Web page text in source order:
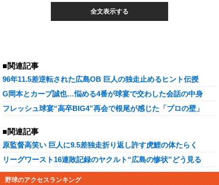
全文表示する
■関連記事
96年11.5差逆転された広島OB 巨人の独走止めるヒント伝授
G岡本とカープ誠也…悩める4番が球宴で交わした会話の中身
フレッシュ球宴“高卒BIG4”再会で根尾が感じた「プロの壁」
■関連記事
原監督高笑い 巨人に9.5差独走折り返し許す虎鯉の体たらく
リーグワースト16連敗記録のヤクルト“広島の惨状”どう見る
野球のアクセスランキング